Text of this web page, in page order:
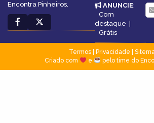
Encontra Pinheiros.
ANUNCIE:
Com
destaque
Grátis
Termos| Privacidade
Criado com
e pelo time do